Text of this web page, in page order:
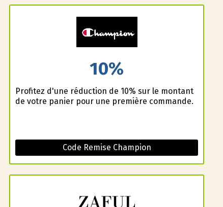
10%
Profitez d'une réduction de 10% sur le montant
de votre panier pour une première commande.
Code Remise Champion